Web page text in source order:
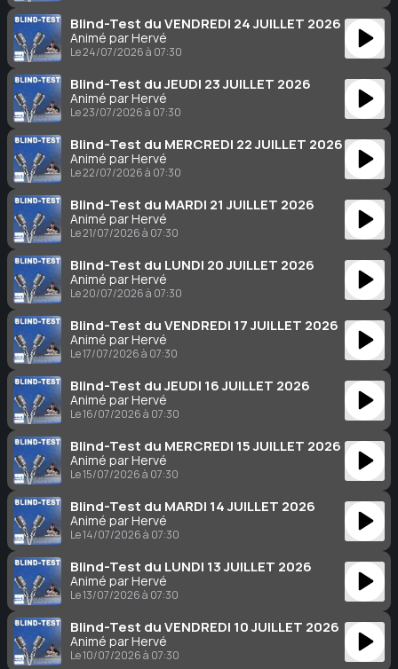
Blind-Test du VENDREDI 24 JUILLET 2026
Animé par Hervé
Le 24/07/2026 à 07:30
Blind-Test du JEUDI 23 JUILLET 2026
Animé par Hervé
Le 23/07/2026 à 07:30
Blind-Test du MERCREDI 22 JUILLET 2026
Animé par Hervé
Le 22/07/2026 à 07:30
Blind-Test du MARDI 21 JUILLET 2026
Animé par Hervé
Le 21/07/2026 à 07:30
Blind-Test du LUNDI 20 JUILLET 2026
Animé par Hervé
Le 20/07/2026 à 07:30
Blind-Test du VENDREDI 17 JUILLET 2026
Animé par Hervé
Le 17/07/2026 à 07:30
Blind-Test du JEUDI 16 JUILLET 2026
Animé par Hervé
Le 16/07/2026 à 07:30
Blind-Test du MERCREDI 15 JUILLET 2026
Animé par Hervé
Le 15/07/2026 à 07:30
Blind-Test du MARDI 14 JUILLET 2026
Animé par Hervé
Le 14/07/2026 à 07:30
Blind-Test du LUNDI 13 JUILLET 2026
Animé par Hervé
Le 13/07/2026 à 07:30
Blind-Test du VENDREDI 10 JUILLET 2026
Animé par Hervé
Le 10/07/2026 à 07:30